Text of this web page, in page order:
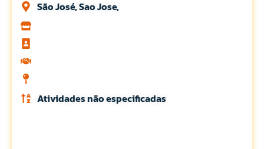
São José, Sao Jose,
Atividades não especificadas